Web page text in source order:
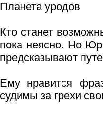
Планета уродов
Кто станет
пока неясно. Но
предсказывают
Ему нравится
судимы за грехи